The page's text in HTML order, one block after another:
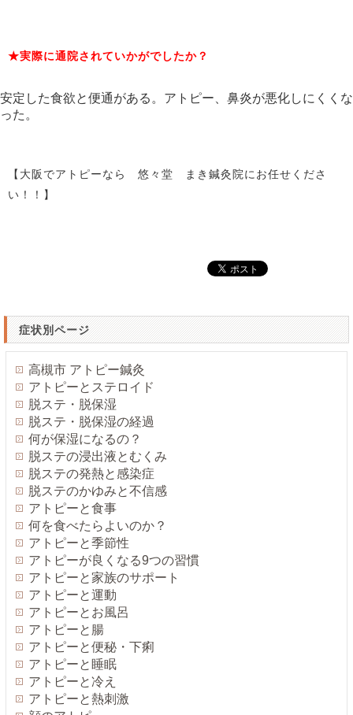
★実際に通院されていかがでしたか？
安定した食欲と便通がある。アトピー、鼻炎が悪化しにくくな
った。
【大阪でアトピーなら 悠々堂 まき鍼灸院にお任せくださ
い！！】
症状別ページ
高槻市 アトピー鍼灸
アトピーとステロイド
脱ステ・脱保湿
脱ステ・脱保湿の経過
何が保湿になるの？
脱ステの浸出液とむくみ
脱ステの発熱と感染症
脱ステのかゆみと不信感
アトピーと食事
何を食べたらよいのか？
アトピーと季節性
アトピーが良くなる9つの習慣
アトピーと家族のサポート
アトピーと運動
アトピーとお風呂
アトピーと腸
アトピーと便秘・下痢
アトピーと睡眠
アトピーと冷え
アトピーと熱刺激